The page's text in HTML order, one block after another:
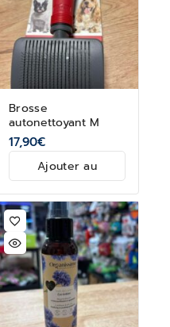
Brosse
autonettoyant M
17,90€
Ajouter au